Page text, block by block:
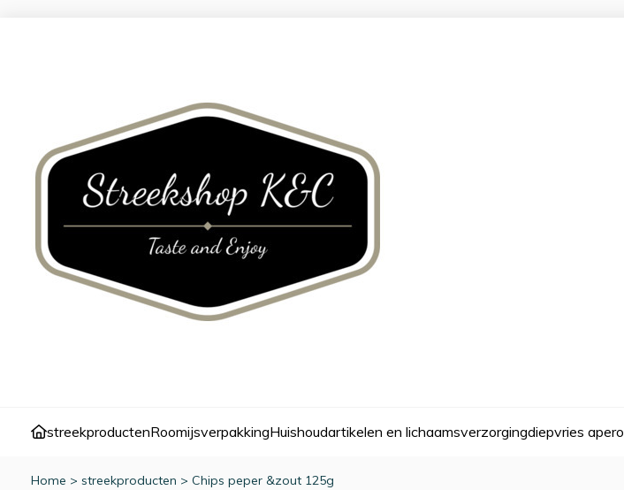
streekproductenRoomijsverpakkingHuishoudartikelen en lichaamsverzorgingdiepvries apero
Home > streekproducten > Chips peper &zout 125g